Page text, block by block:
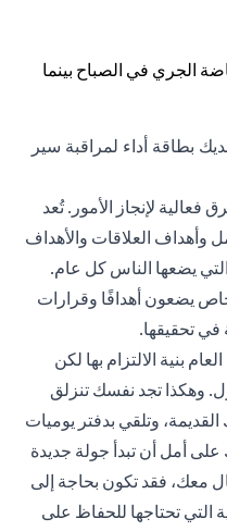
بطاقة أداء لمراقبة سير
لإنجاز الأمور. تُعد
وأهداف العلاقات والأهداف
يضعها الناس كل عام.
يضعون أهدافًا وقرارات
تحقيقها.
بنية الالتزام بها لكن
وهكذا تجد نفسك تنزلق
وتلقي بدفتر يوميات
أمل أن تبدأ جولة جديدة
معك، فقد تكون بحاجة إلى
التي تحتاجها للحفاظ على